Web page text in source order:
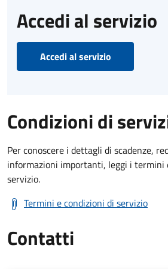
Accedi al servizio
Accedi al servizio
Condizioni di
Per conoscere i dettagli di scadenze,
informazioni importanti, leggi i termini
servizio.
Termini e condizioni di servizio
Contatti